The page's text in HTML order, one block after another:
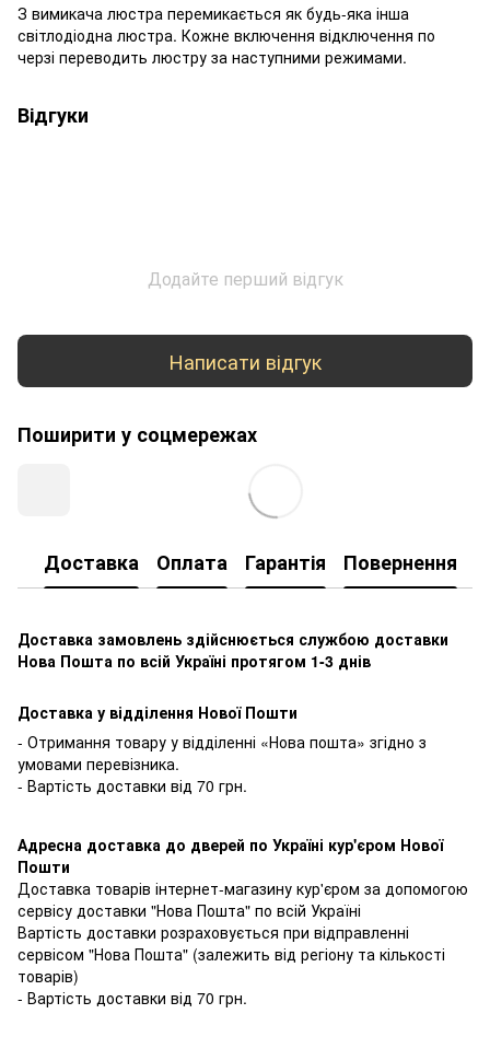
З вимикача люстра перемикається як будь-яка інша
світлодіодна люстра. Кожне включення відключення по
черзі переводить люстру за наступними режимами.
Відгуки
Додайте перший відгук
Написати відгук
Поширити у соцмережах
Доставка Оплата Гарантія Повернення
Доставка замовлень здійснюється службою доставки
Нова Пошта по всій Україні протягом 1-3 днів
Доставка у відділення Нової Пошти
- Отримання товару у відділенні «Нова пошта» згідно з
умовами перевізника.
- Вартість доставки від 70 грн.
Адресна доставка до дверей по Україні кур'єром Нової
Пошти
Доставка товарів інтернет-магазину кур'єром за допомогою
сервісу доставки "Нова Пошта" по всій Україні
Вартість доставки розраховується при відправленні
сервісом "Нова Пошта" (залежить від регіону та кількості
товарів)
- Вартість доставки від 70 грн.